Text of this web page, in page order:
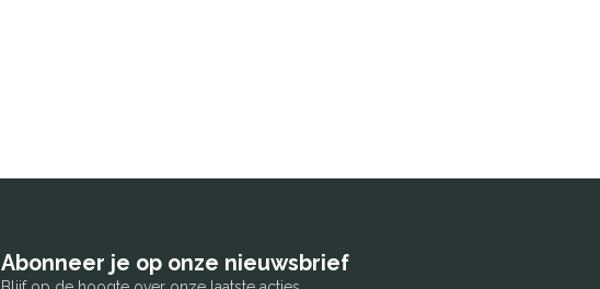
Abonneer je op onze nieuwsbrief